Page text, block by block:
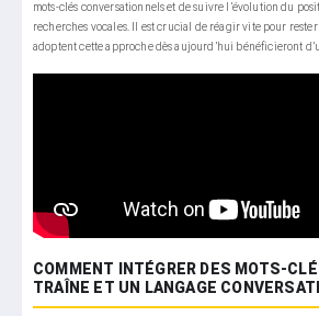
mots-clés conversationnels et de suivre l’évolution du
recherches vocales. Il est crucial de réagir vite pour
adoptent cette approche dès aujourd’hui bénéficieront
COMMENT INTÉGRER DES MOTS-
TRAÎNE ET UN LANGAGE